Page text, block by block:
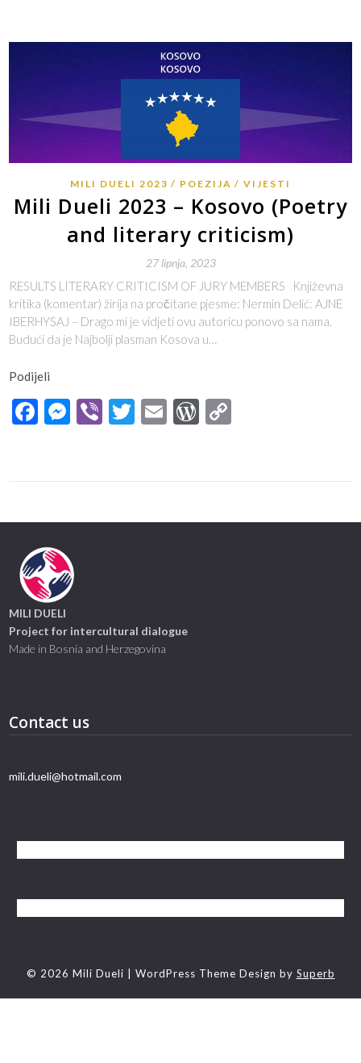
MILI DUELI 2023 POEZIJA VIJESTI
Mili Dueli 2023 – Kosovo (Poetry
and literary criticism)
27 lipnja, 2023
RESULTS LITERARY CRITICISM OF JURY MEMBERS Književna
kritika (komentar) žirija na pročitane pjesme: Nermin Delić: AJNE
IBERHYSAJ – Drago mi je vidjeti ovu autoricu ponovo sa nama.
Budući da je Najbolji plasman Kosova u…
Podijeli
Facebook
Messenger
ViberTwitter
EmailWordPress
MILI DUELI
Project for intercultural dialogue
Made in Bosnia and Herzegovina
Contact us
mili.dueli@hotmail.com
© 2026 Mili Dueli | WordPress Theme Design by Superb